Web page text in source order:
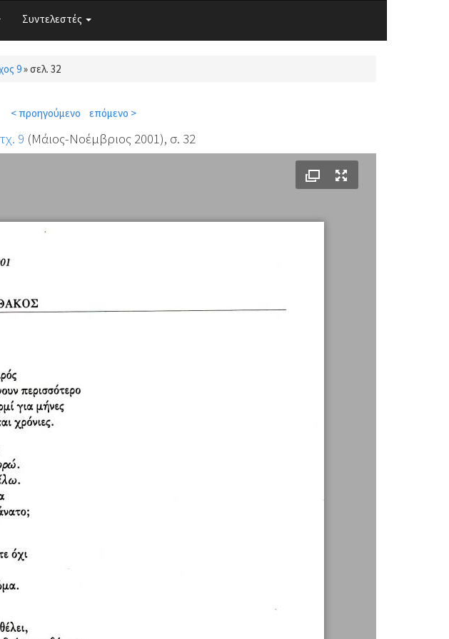
Συντελεστές
9»σελ. 32
< προηγούμενο επόμενο >
τχ. 9 (Μάιος-Νοέμβριος 2001), σ. 32